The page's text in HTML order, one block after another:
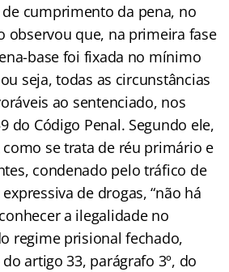
cumprimento da pena, no
observou que, na primeira fase
base foi fixada no mínimo
seja, todas as circunstâncias
ao sentenciado, nos
do Código Penal. Segundo ele,
como se trata de réu primário e
condenado pelo tráfico de
de drogas, “não há
a ilegalidade no
regime prisional fechado,
artigo 33, parágrafo 3º, do